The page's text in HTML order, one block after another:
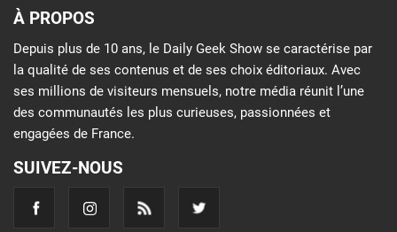
À PROPOS
Depuis plus de 10 ans, le Daily Geek Show se caractérise par
la qualité de ses contenus et de ses choix éditoriaux. Avec
ses millions de visiteurs mensuels, notre média réunit l’une
des communautés les plus curieuses, passionnées et
engagées de France.
SUIVEZ-NOUS